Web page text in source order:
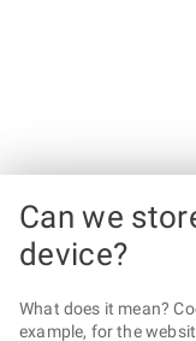
Can we
device?
What does it mean?
example, for the